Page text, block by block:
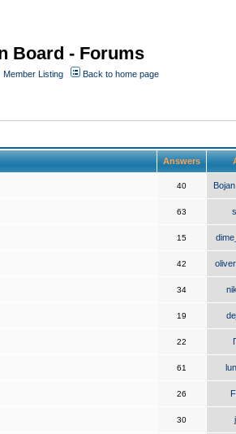
Board - Forums
Member Listing Back to home page
Answers
40
63
15
42
34
19
22
61
26
30